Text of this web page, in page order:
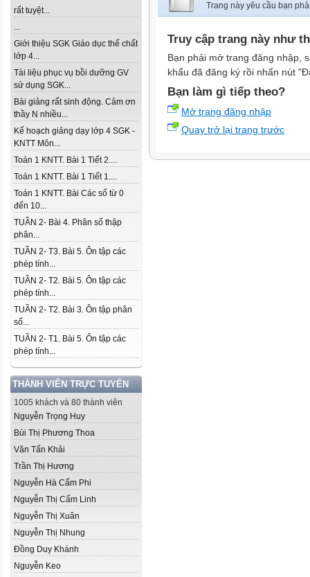
rất tuyệt...
...
Giới thiệu SGK Giáo dục thể chất
lớp 4...
Tài liệu phục vụ bồi dưỡng GV
sử dụng SGK...
Bài giảng rất sinh động. Cảm ơn
thầy N nhiều...
Kế hoạch giảng dạy lớp 4 SGK -
KNTT Môn...
Toán 1 KNTT. Bài 1 Tiết 2....
Toán 1 KNTT. Bài 1 Tiết 1....
Toán 1 KNTT. Bài Các số từ 0
đến 10...
TUẦN 2- Bài 4. Phân số thập
phân...
TUẦN 2- T3. Bài 5. Ôn tập các
phép tính...
TUẦN 2- T2. Bài 5. Ôn tập các
phép tính...
TUẦN 2- T2. Bài 3. Ôn tập phân
số...
TUẦN 2- T1. Bài 5. Ôn tập các
phép tính...
THÀNH VIÊN TRỰC TUYẾN
1005 khách và 80 thành viên
Nguyễn Trọng Huy
Bùi Thị Phương Thoa
Văn Tấn Khải
Trần Thị Hương
Nguyễn Hà Cẩm Phi
Nguyễn Thị Cẩm Linh
Nguyễn Thị Xuân
Nguyễn Thị Nhung
Đồng Duy Khánh
Nguyễn Keo
Trang này yêu cầu bạn
Truy cập trang này như
Bạn phải mở trang đăng nhập,
khẩu đã đăng ký rồi nhấn nút
Bạn làm gì tiếp theo?
Mở trang đăng nhập
Quay trở lại trang trước